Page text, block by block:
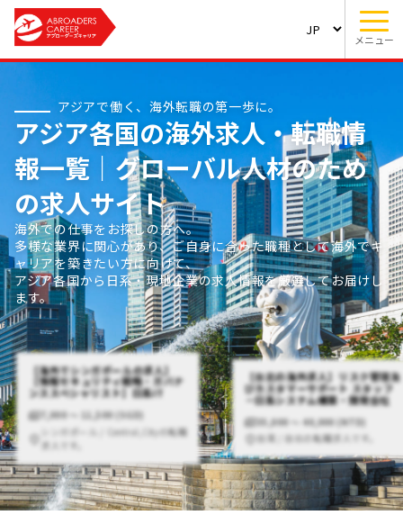
メニュー
アジアで働く、海外転職の第一歩に。
アジア各国の海外求人・転職情
報一覧｜グローバル人材のため
の求人サイト
海外での仕事をお探しの方へ。
多様な業界に関心があり、ご自身に合った職種として海外でキ
ャリアを築きたい方に向けて、
アジア各国から日系・現地企業の求人情報を厳選してお届けし
ます。
【海外でシンガポールの求人】
【情報セキュリティ戦略・ガバナ
ンススペシャリスト】日系IT
7,000 〜 11,500 (SGD)
シンガポール / Central,Cityの転職
求人です。
【台北の海外求人】リスク管理及
びカスタマーサポート スタッフ
－日系システム構築・開発会社
35,000 〜 40,000 (NTD)
台湾 / 台北の転職求人です。